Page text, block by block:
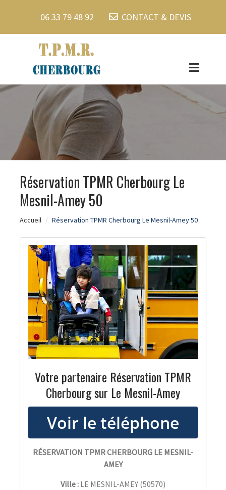
06 33 79 48 92 CONTACT & DEVIS
Réservation TPMR Cherbourg Le
Mesnil-Amey 50
Accueil Réservation TPMR Cherbourg Le Mesnil-Amey 50
Votre partenaire Réservation TPMR
Cherbourg sur Le Mesnil-Amey
RÉSERVATION TPMR CHERBOURG LE MESNIL-
AMEY
Ville : LE MESNIL-AMEY (50570)